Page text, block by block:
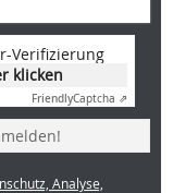
(6): Zooey Braun, Stuttgart
Verifizierung
klicken
FriendlyCaptcha ⇗
Analyse,